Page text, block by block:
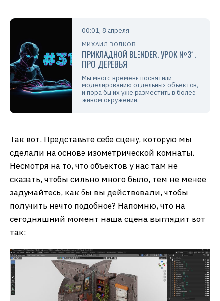
00:01, 8 апреля
МИХАИЛ ВОЛКОВ
ПРИКЛАДНОЙ BLENDER. УРОК №31.
ПРО ДЕРЕВЬЯ
Мы много времени посвятили
моделированию отдельных объектов,
и пора бы их уже разместить в более
живом окружении.
Так вот. Представьте себе сцену, которую мы
сделали на основе изометрической комнаты.
Несмотря на то, что объектов у нас там не
сказать, чтобы сильно много было, тем не менее
задумайтесь, как бы вы действовали, чтобы
получить нечто подобное? Напомню, что на
сегодняшний момент наша сцена выглядит вот
так: